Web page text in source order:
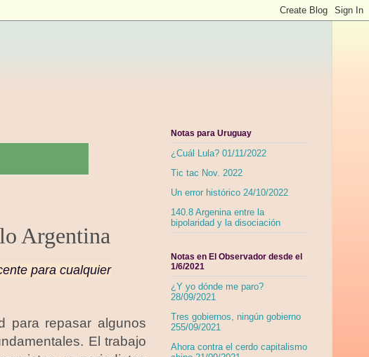
Argentina
para cualquier
para repasar algunos
El trabajo
Notas para Uruguay
¿Cuál Lula? 01/11/2022
Tic tac Nov. 2022
Un error histórico 24/10/2022
140.8 Argenina entre la
bipolaridad y la disociación
Notas en El Observador desde el
1/6/2021
¿Y yo dónde me paro?
28/09/2021
Tres gobiernos, ningún gobierno
255/09/2021
Ahora contra el cerdo capitalismo